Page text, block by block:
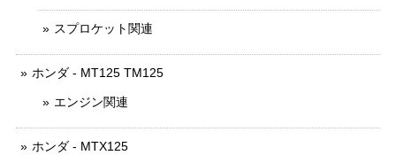
スプロケット関連
ホンダ - MT125 TM125
エンジン関連
ホンダ - MTX125